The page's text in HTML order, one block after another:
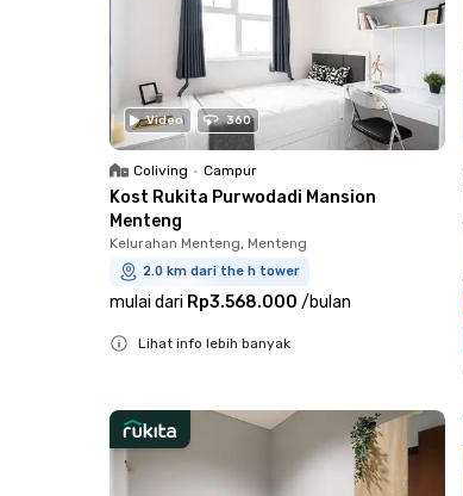
Video 360
Coliving • Campur
Kost Rukita Purwodadi Mansion
Menteng
Kelurahan Menteng, Menteng
2.0 km dari the h tower
mulai dari Rp3.568.000 /bulan
Lihat info lebih banyak